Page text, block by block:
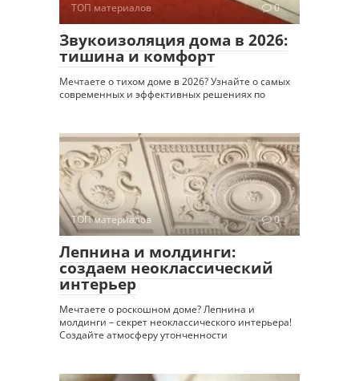
ТОП материалов 0
Звукоизоляция дома в 2026:
тишина и комфорт
Мечтаете о тихом доме в 2026? Узнайте о самых
современных и эффективных решениях по
ТОП материалов 0
Лепнина и молдинги:
создаем неоклассический
интерьер
Мечтаете о роскошном доме? Лепнина и
молдинги – секрет неоклассического интерьера!
Создайте атмосферу утонченности